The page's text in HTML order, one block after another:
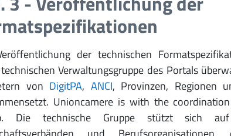
der technischen
Verwaltungsgruppe des Portals
von DigitPA, ANCI, Provinzen, Regionen
Unioncamere is with the
Die technische Gruppe stützt sich